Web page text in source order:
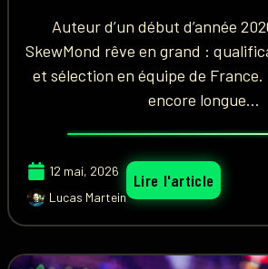
Auteur d’un début d’année
SkewMond rêve en grand :
et sélection en équipe de France.
encore longue…
12 mai, 2026
Lucas Martein
Lire l'article